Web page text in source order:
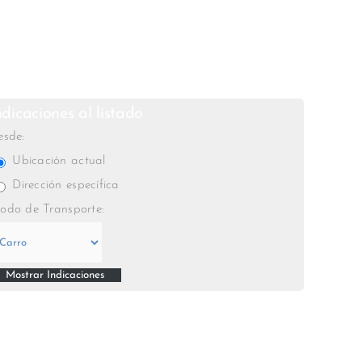
Ubicación actual
Dirección específica
de Transporte: